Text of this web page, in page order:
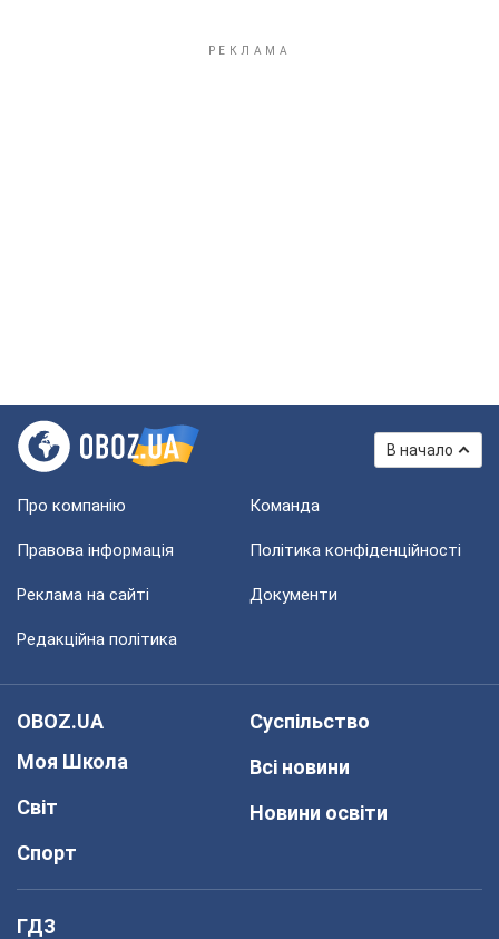
В начало
Про компанію Команда
Правова інформація Політика конфіденційності
Реклама на сайті Документи
Редакційна політика
OBOZ.UA
Моя Школа
Світ
Спорт
Суспільство
Всі новини
Новини освіти
ГДЗ